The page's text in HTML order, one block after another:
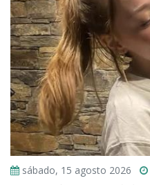
sábado, 15 agosto 2026